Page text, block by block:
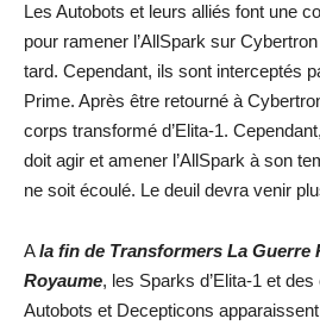
Les Autobots et leurs alliés font une
pour ramener l’AllSpark sur
tard. Cependant, ils sont interceptés
Prime. Après être retourné à
corps transformé d’Elita-1.
doit agir et amener l’AllSpark à son
ne soit écoulé. Le deuil devra venir
Ala fin de Transformers La Guerre
Royaume, les Sparks d’Elita-1 et des
Autobots et Decepticons